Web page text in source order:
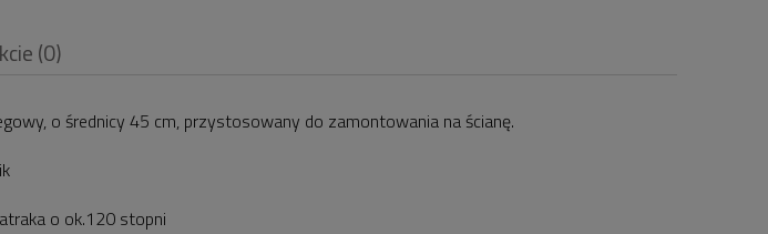
(0)
o średnicy 45 cm, przystosowany do zamontowania na ścianę.
o ok.120 stopni